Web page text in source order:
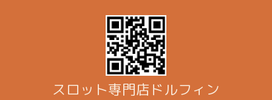
スロット専門店ドルフィン